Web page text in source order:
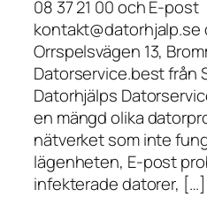
08 37 21 00 och E-post
kontakt@datorhjalp.se
Orrspelsvägen 13,
Datorservice.best från
Datorhjälps
en mängd olika
nätverket som inte
lägenheten, E-post
infekterade datorer, […]